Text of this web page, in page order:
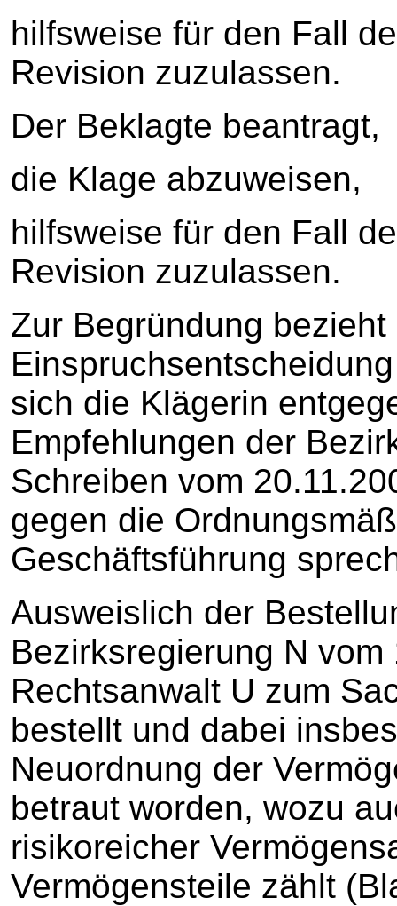
hilfsweise für den Fall
Revision zuzulassen.
Der Beklagte beantragt,
die Klage abzuweisen,
hilfsweise für den Fall
Revision zuzulassen.
Zur Begründung
sich die Klägerin
Empfehlungen der
Schreiben vom
gegen die
Geschäftsführung
Ausweislich der
Bezirksregierung N
Rechtsanwalt U zum
bestellt und dabei
Neuordnung der
betraut worden, wozu
risikoreicher
Vermögensteile zählt